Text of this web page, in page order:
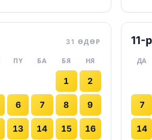
31 ӨДӨР
ПҮ БА БЯ НЯ
1 2
6 7 8 9
13 14 15 16
11-
ДА
7
14